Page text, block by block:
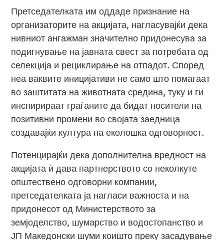
Претседателката им оддаде признание на
организаторите на акцијата, нагласувајќи дека
нивниот ангажман значително придонесува за
подигнување на јавната свест за потребата од
селекција и рециклирање на отпадот. Според
неа ваквите иницијативи не само што помагаат
во заштитата на животната средина, туку и ги
инспирираат граѓаните да бидат носители на
позитивни промени во својата заедница
создавајќи култура на еколошка одговорност.
Потенцирајќи дека дополнителна вредност на
акцијата ѝ дава партнерството со неколкуте
општествено одговорни компании,
претседателката ја нагласи важноста и на
придонесот од Министерството за
земјоделство, шумарство и водостопанство и
ЈП Македонски шуми коишто преку засадување